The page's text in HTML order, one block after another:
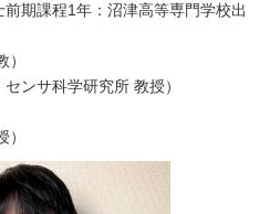
期課程1年：沼津高等専門学校出
ンサ科学研究所 教授）